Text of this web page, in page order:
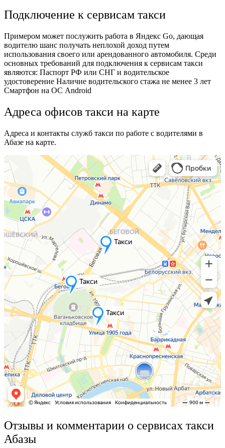
Подключение к сервисам такси
Примером может послужить работа в Яндекс Go, дающая
водителю шанс получать неплохой доход путем
использования своего или арендованного автомобиля. Среди
основных требований для подключения к сервисам такси
являются: Паспорт РФ или СНГ и водительское
удостоверение Наличие водительского стажа не менее 3 лет
Смартфон на ОС Android
Адреса офисов такси на карте
Адреса и контакты служб такси по работе с водителями в
Абазе на карте.
Отзывы и комментарии о сервисах такси
Абазы